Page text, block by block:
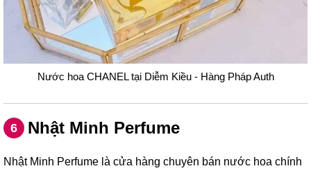
Nước hoa CHANEL tại Diễm Kiều - Hàng Pháp Auth
6 Nhật Minh Perfume
Nhật Minh Perfume là cửa hàng chuyên bán nước hoa chính